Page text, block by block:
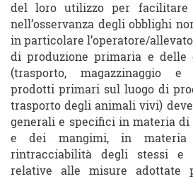
del loro utilizzo per facilitare
nell’osservanza degli obblighi
in particolare l’operatore/
di produzione primaria e delle
(trasporto, magazzinaggio e
prodotti primari sul luogo di
trasporto degli animali vivi)
generali e specifici in materia
e dei mangimi, in
rintracciabilità degli stessi e
relative alle misure